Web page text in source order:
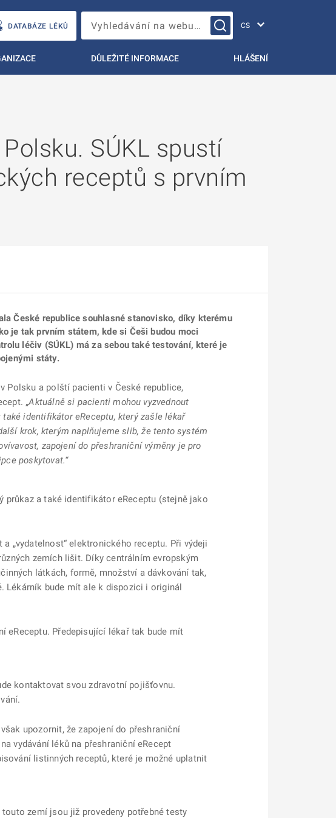
DATABÁZE LÉKŮ Vyhledávání na webu…
DŮLEŽITÉ INFORMACE HLÁŠENÍ
SÚKL spustí
receptů s prvním
České republice souhlasné stanovisko, díky kterému
je tak prvním státem, kde si Češi budou moci
léčiv (SÚKL) má za sebou také testování, které je
státy.
Polsku a polští pacienti v České republice,
„Aktuálně si pacienti mohou vyzvednout
identifikátor eReceptu, který zašle lékař
krok, kterým naplňujeme slib, že tento systém
zapojení do přeshraniční výměny je pro
poskytovat.“
průkaz a také identifikátor eReceptu (stejně jako
„vydatelnost“ elektronického receptu. Při výdeji
zemích lišit. Díky centrálním evropským
látkách, formě, množství a dávkování tak,
Lékárník bude mít ale k dispozici i originál
eReceptu. Předepisující lékař tak bude mít
kontaktovat svou zdravotní pojišťovnu.
upozornit, že zapojení do přeshraniční
vydávání léků na přeshraniční eRecept
listinných receptů, které je možné uplatnit
zemí jsou již provedeny potřebné testy